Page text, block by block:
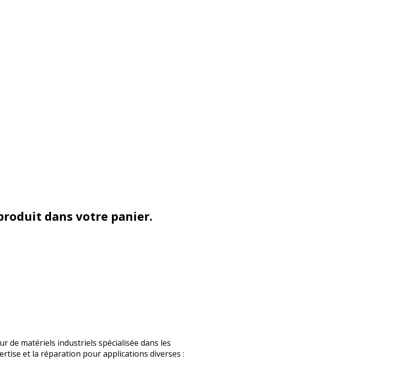
dans votre panier.
de matériels industriels spécialisée dans les
et la réparation pour applications diverses :